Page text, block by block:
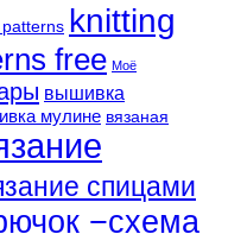
knitting
free Моё
вышивка
мулине вязаная
спицами
−схема